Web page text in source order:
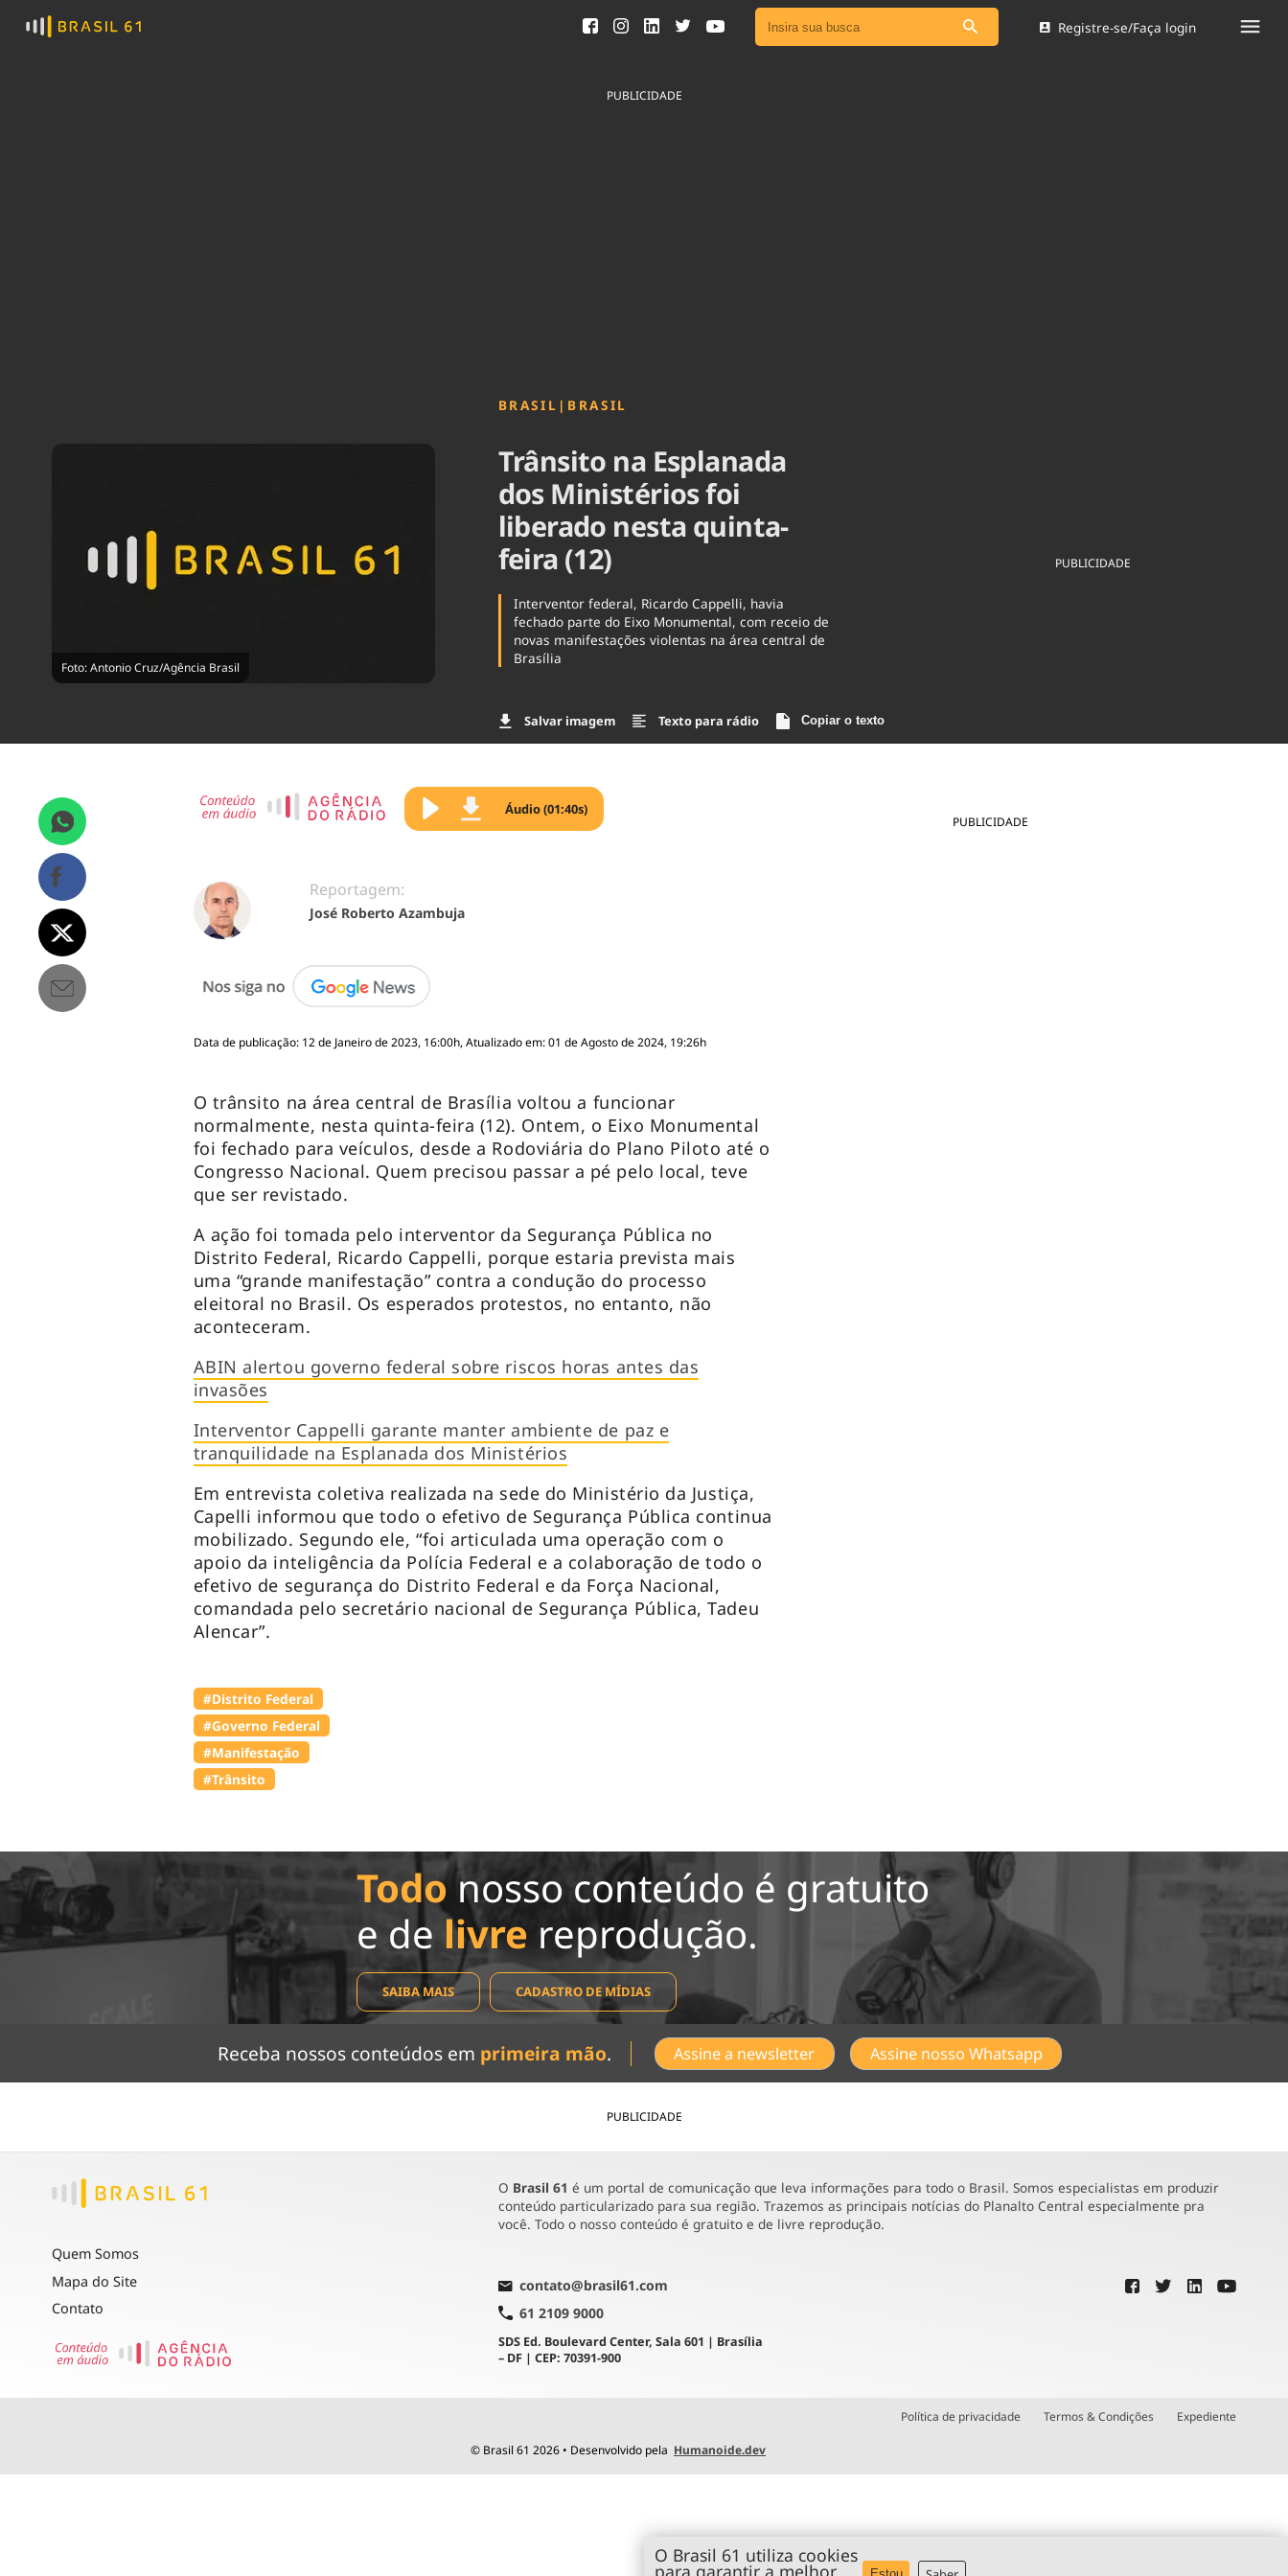
Ver todas as notícias
Registre-se/Faça login
PUBLICIDADE
Foto: Antonio Cruz/Agência Brasil
BRASIL | BRASIL
Trânsito na Esplanada
dos Ministérios foi
liberado nesta quinta-
feira (12)
Interventor federal, Ricardo Cappelli, havia
fechado parte do Eixo Monumental, com receio de
novas manifestações violentas na área central de
Brasília
Salvar imagem Texto para rádio Copiar o texto
PUBLICIDADE
PUBLICIDADE
Áudio (01:40s)
Reportagem:
José Roberto Azambuja
Data de publicação: 12 de Janeiro de 2023, 16:00h, Atualizado em: 01 de Agosto de 2024, 19:26h
O trânsito na área central de Brasília voltou a funcionar
normalmente, nesta quinta-feira (12). Ontem, o Eixo Monumental
foi fechado para veículos, desde a Rodoviária do Plano Piloto até o
Congresso Nacional. Quem precisou passar a pé pelo local, teve
que ser revistado.
A ação foi tomada pelo interventor da Segurança Pública no
Distrito Federal, Ricardo Cappelli, porque estaria prevista mais
uma “grande manifestação” contra a condução do processo
eleitoral no Brasil. Os esperados protestos, no entanto, não
aconteceram.
ABIN alertou governo federal sobre riscos horas antes das
invasões
Interventor Cappelli garante manter ambiente de paz e
tranquilidade na Esplanada dos Ministérios
Em entrevista coletiva realizada na sede do Ministério da Justiça,
Capelli informou que todo o efetivo de Segurança Pública continua
mobilizado. Segundo ele, “foi articulada uma operação com o
apoio da inteligência da Polícia Federal e a colaboração de todo o
efetivo de segurança do Distrito Federal e da Força Nacional,
comandada pelo secretário nacional de Segurança Pública, Tadeu
Alencar”.
#Distrito Federal
#Governo Federal
#Manifestação
#Trânsito
Todonosso conteúdo é gratuito
e de livre reprodução.
SAIBA MAIS CADASTRO DE MÍDIAS
Receba nossos conteúdos em primeira mão. Assine a newsletter Assine nosso Whatsapp
PUBLICIDADE
Quem Somos
Mapa do Site
Contato
O Brasil 61 é um portal de comunicação que leva informações para todo o Brasil. Somos especialistas em produzir
conteúdo particularizado para sua região. Trazemos as principais notícias do Planalto Central especialmente pra
você. Todo o nosso conteúdo é gratuito e de livre reprodução.
contato@brasil61.com
61 2109 9000
SDS Ed. Boulevard Center, Sala 601 | Brasília
– DF | CEP: 70391-900
Política de privacidade Termos & Condições Expediente
© Brasil 61 2026 • Desenvolvido pela Humanoide.dev
O Brasil 61 utiliza cookies
para garantir a melhor